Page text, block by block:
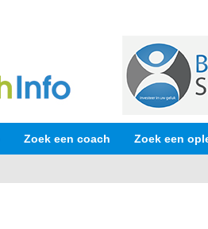
Zoek een coach Zoek een